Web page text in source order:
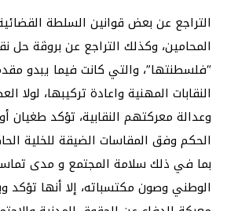
التراجع عن بعض قوانين السلطة
المحامين، وكذلك التراجع عن بروڤة حل
“فلسطنتها”، والتي كانت فيما يبدو
النقابات المهنية واعادة تركيبها، لولا
وعدالة معركتهم النقابية، تؤكد طغيان
الحكم وفق المقاسات الضيقة للخلية
بما في ذلك سلامة المجتمع و مدى
الوطني وصون مكتسباته، إلا أنها تؤكد